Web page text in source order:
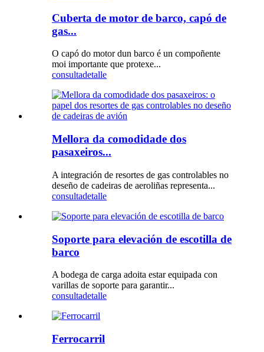
Cuberta de motor de barco, capó de
gas...
O capó do motor dun barco é un compoñente
moi importante que protexe...
consultadetalle
Mellora da comodidade dos
pasaxeiros...
A integración de resortes de gas controlables no
deseño de cadeiras de aeroliñas representa...
consultadetalle
Soporte para elevación de escotilla de
barco
A bodega de carga adoita estar equipada con
varillas de soporte para garantir...
consultadetalle
Ferrocarril